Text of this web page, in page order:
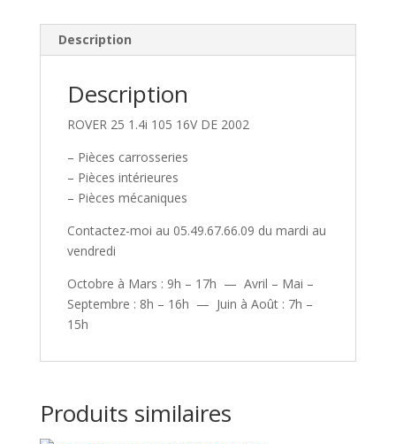
Description
Description
ROVER 25 1.4i 105 16V DE 2002
– Pièces carrosseries
– Pièces intérieures
– Pièces mécaniques
Contactez-moi au 05.49.67.66.09 du mardi au
vendredi
Octobre à Mars : 9h – 17h — Avril – Mai –
Septembre : 8h – 16h — Juin à Août : 7h –
15h
Produits similaires